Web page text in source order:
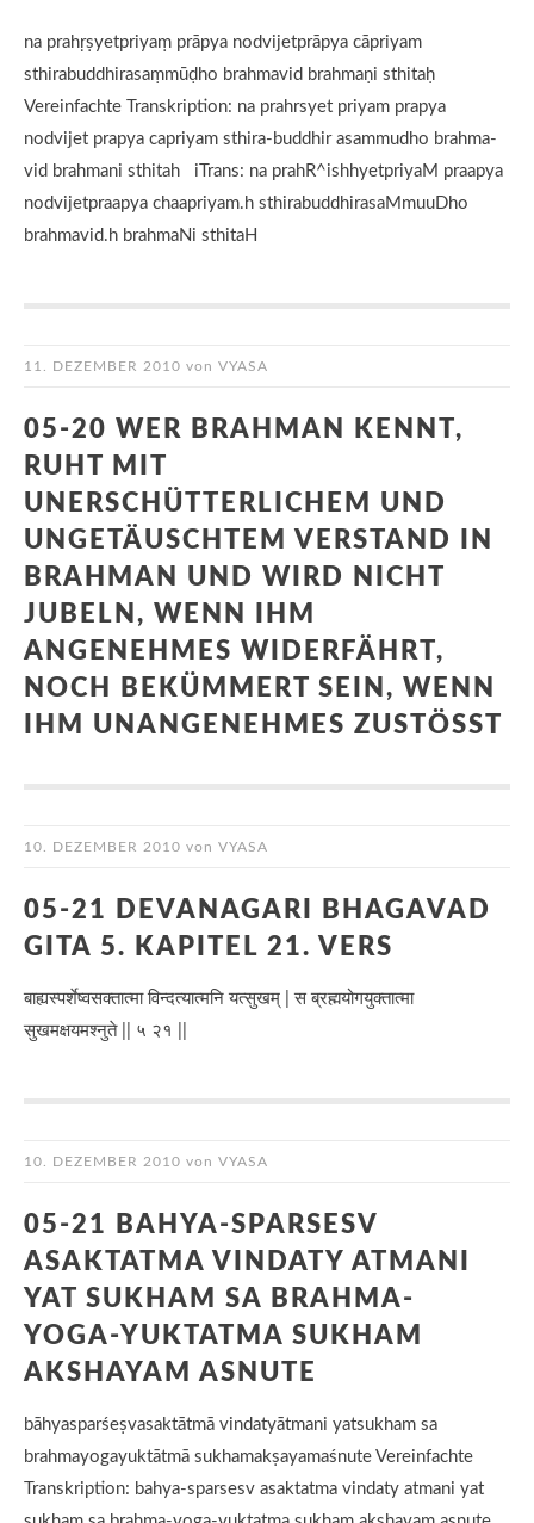
na prahṛṣyetpriyaṃ prāpya nodvijetprāpya cāpriyam
sthirabuddhirasaṃmūḍho brahmavid brahmaṇi sthitaḥ
Vereinfachte Transkription: na prahrsyet priyam prapya
nodvijet prapya capriyam sthira-buddhir asammudho brahma-
vid brahmani sthitah iTrans: na prahR^ishhyetpriyaM praapya
nodvijetpraapya chaapriyam.h sthirabuddhirasaMmuuDho
brahmavid.h brahmaNi sthitaH
11. DEZEMBER 2010 von VYASA
05-20 WER BRAHMAN KENNT,
RUHT MIT
UNERSCHÜTTERLICHEM UND
UNGETÄUSCHTEM VERSTAND IN
BRAHMAN UND WIRD NICHT
JUBELN, WENN IHM
ANGENEHMES WIDERFÄHRT,
NOCH BEKÜMMERT SEIN, WENN
IHM UNANGENEHMES ZUSTÖSST
10. DEZEMBER 2010 von VYASA
05-21 DEVANAGARI BHAGAVAD
GITA 5. KAPITEL 21. VERS
बाह्यस्पर्शेष्वसक्तात्मा विन्दत्यात्मनि यत्सुखम् | स ब्रह्मयोगयुक्तात्मा
सुखमक्षयमश्नुते || ५ २१ ||
10. DEZEMBER 2010 von VYASA
05-21 BAHYA-SPARSESV
ASAKTATMA VINDATY ATMANI
YAT SUKHAM SA BRAHMA-
YOGA-YUKTATMA SUKHAM
AKSHAYAM ASNUTE
bāhyasparśeṣvasaktātmā vindatyātmani yatsukham sa
brahmayogayuktātmā sukhamakṣayamaśnute Vereinfachte
Transkription: bahya-sparsesv asaktatma vindaty atmani yat